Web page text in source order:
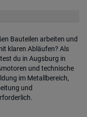
Bauteilen arbeiten und
klaren Abläufen? Als
du in Augsburg in
und technische
im Metallbereich,
und